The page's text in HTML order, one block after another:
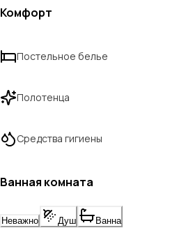
Комфорт
Постельное белье
Полотенца
Средства гигиены
Ванная комната
Неважно Душ Ванна